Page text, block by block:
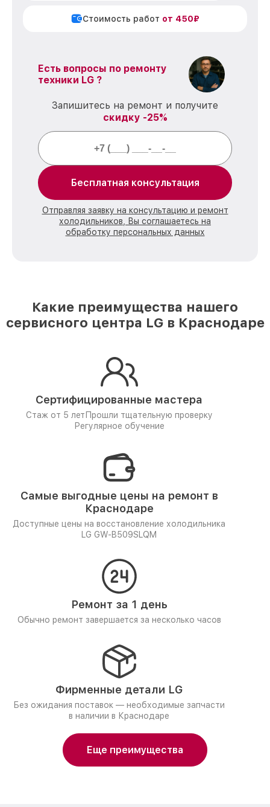
Стоимость работ от 450₽
Есть вопросы по ремонту
техники LG ?
Запишитесь на ремонт и получите
скидку -25%
Бесплатная консультация
Отправляя заявку на консультацию и ремонт
холодильников, Вы соглашаетесь на
обработку персональных данных
Какие преимущества нашего
сервисного центра LG в Краснодаре
Сертифицированные мастера
Стаж от 5 лет Прошли тщательную проверку
Регулярное обучение
Самые выгодные цены на ремонт в
Краснодаре
Доступные цены на восстановление холодильника
LG GW-B509SLQM
Ремонт за 1 день
Обычно ремонт завершается за несколько часов
Фирменные детали LG
Без ожидания поставок — необходимые запчасти
в наличии в Краснодаре
Еще преимущества